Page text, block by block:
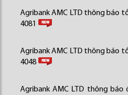
Agribank AMC LTD thông báo
4081
Agribank AMC LTD thông báo
4048
Agribank AMC LTD thông báo